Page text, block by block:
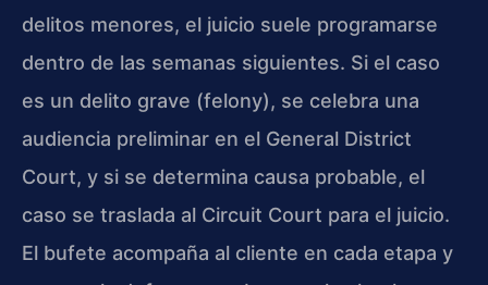
delitos menores, el juicio suele programarse
dentro de las semanas siguientes. Si el caso
es un delito grave (felony), se celebra una
audiencia preliminar en el General District
Court, y si se determina causa probable, el
caso se traslada al Circuit Court para el juicio.
El bufete acompaña al cliente en cada etapa y